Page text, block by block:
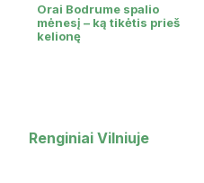
Orai Bodrume spalio
mėnesį – ką tikėtis prieš
kelionę
Renginiai Vilniuje